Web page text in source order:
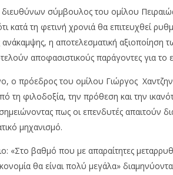
σύμβουλος του ομίλου
κατά τη φετινή χρονιά θα επιτευχθεί
η αποτελεσματική αξιοποίηση
αποφασιστικούς παράγοντες για το
ο πρόεδρος του ομίλου Γιώργος
τη φιλοδοξία, την πρόθεση και την
πως οι επενδυτές απαιτούν
μηχανισμό.
«Στο βαθμό που με απαραίτητες
θα είναι πολύ μεγάλα»